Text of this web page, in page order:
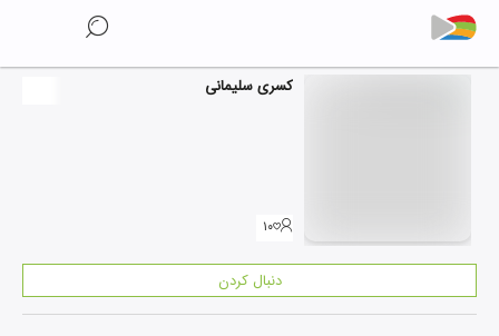
کسری سلیمانی
۱۰
دنبال کردن